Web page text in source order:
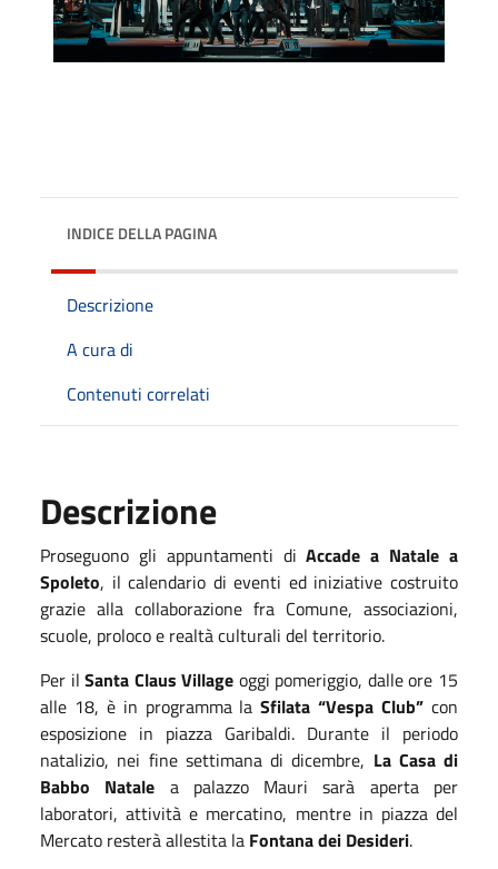
INDICE DELLA PAGINA
Descrizione
A cura di
Contenuti correlati
Descrizione
Proseguono gli appuntamenti diAccade a Natale a
Spoleto, il calendario di eventi ed iniziative costruito
grazie alla collaborazione fra Comune, associazioni,
scuole, proloco e realtà culturali del territorio.
Per ilSanta Claus Village oggi pomeriggio, dalle ore 15
alle 18, è in programma laSfilata “Vespa Club” con
esposizione in piazza Garibaldi. Durante il periodo
natalizio, nei fine settimana di dicembre, La Casa di
Babbo Natale a palazzo Mauri sarà aperta per
laboratori, attività e mercatino, mentre in piazza del
Mercato resterà allestita la Fontana dei Desideri.